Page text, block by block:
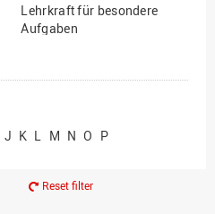
Lehrkraft für besondere
Aufgaben
Professor*innen im
J K L M N O P
Reset filter